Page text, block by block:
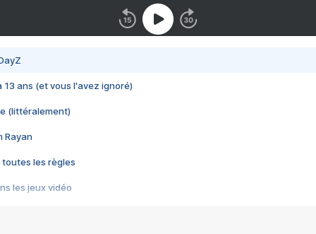
13 ans (et vous l'avez ignoré)
(littéralement)
Rayan
toutes les règles
les jeux vidéo